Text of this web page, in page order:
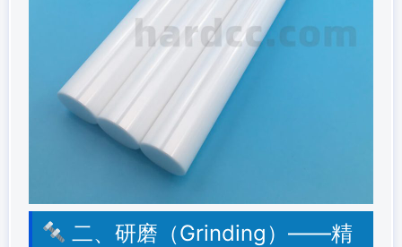
二、研磨（Grinding）——精